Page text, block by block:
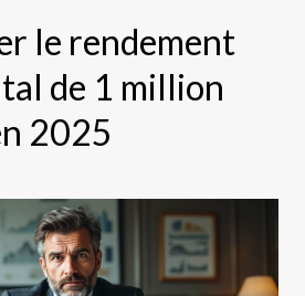
le rendement
de 1 million
2025